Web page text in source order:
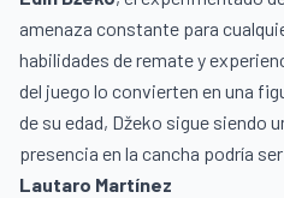
amenaza constante para
habilidades de remate y
del juego lo convierten en una
de su edad, Džeko sigue siendo
presencia en la cancha podría
Lautaro Martínez